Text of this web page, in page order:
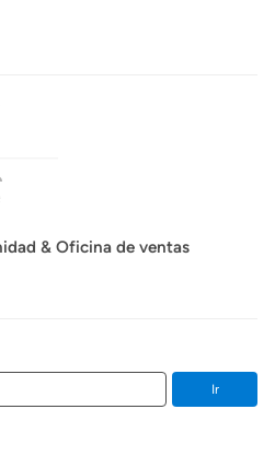
& Oficina de ventas
Ir